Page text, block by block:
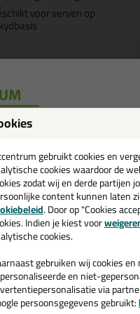
voor verven op
Omschrijving
de ANZA Gebogen Lyon
je meer weten over de
gebruikt cookies en
cookies waardoor de
zodat wij en derde partijen
content kunnen laten
. Door op "Cookies
Indien je kiest voor
cookies.
gebruiken wij cookies
en niet-
via
persoonsgegevens gebruikt:
💚
en ontvang een
€35,-bij je eerste bestelling!
de actiecode ›